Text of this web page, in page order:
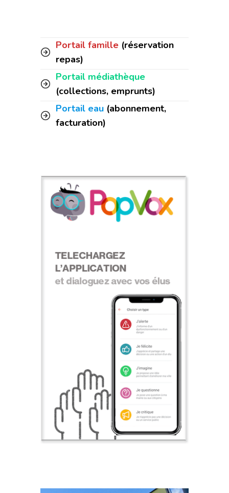
Portail famille (réservation
repas)
Portail médiathèque
(collections, emprunts)
Portail eau (abonnement,
facturation)